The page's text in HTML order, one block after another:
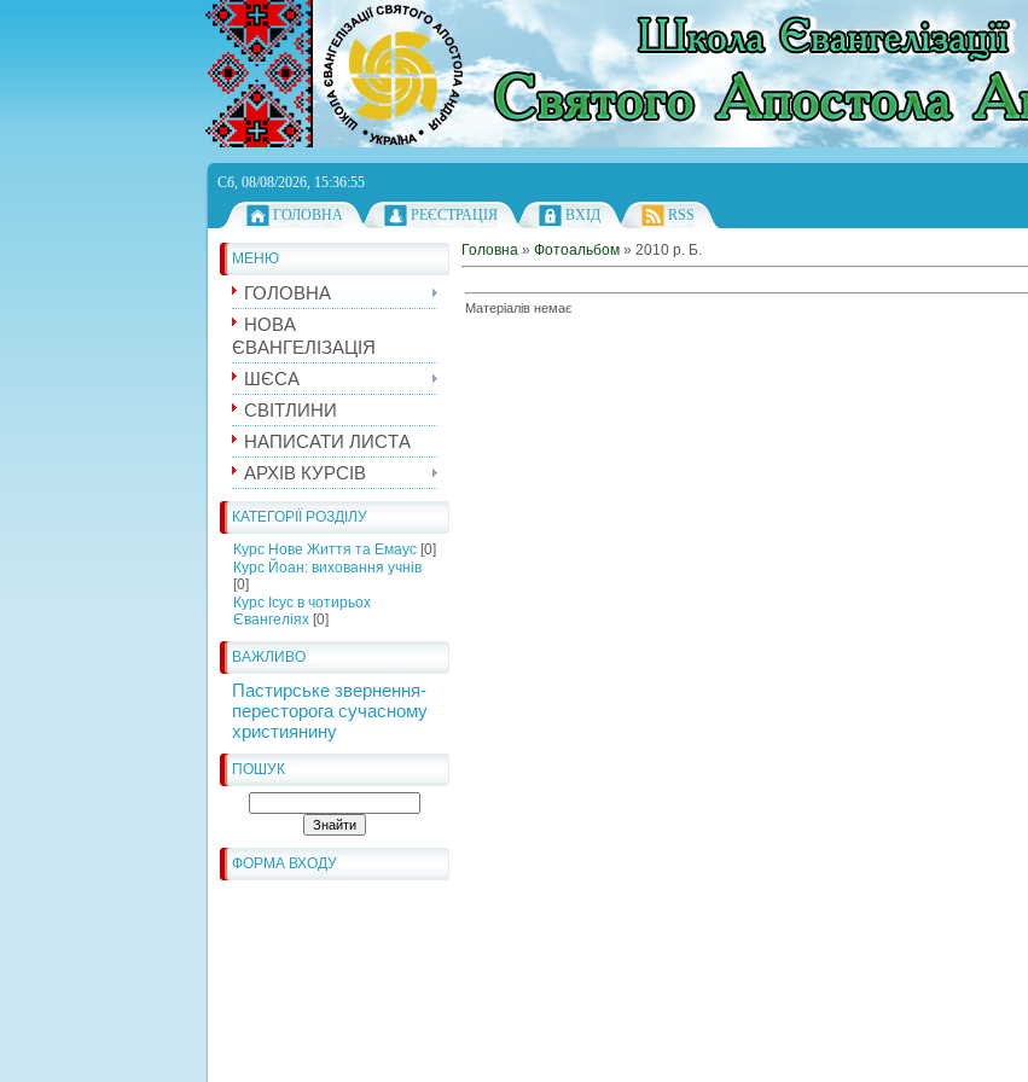
Сб, 08/08/2026, 15:36:55
ГОЛОВНА
РЕЄСТРАЦІЯ ВХІД RSS
МЕНЮ
ГОЛОВНА
НОВА
ЄВАНГЕЛІЗАЦІЯ
ШЄСА
СВІТЛИНИ
НАПИСАТИ ЛИСТА
АРХІВ КУРСІВ
КАТЕГОРІЇ РОЗДІЛУ
Курс Нове Життя та Емаус [0]
Курс Йоан: виховання учнів
[0]
Курс Ісус в чотирьох
Євангеліях [0]
ВАЖЛИВО
Пастирське звернення-
пересторога сучасному
християнину
ПОШУК
ФОРМА ВХОДУ
Головна » Фотоальбом » 2010 р. Б.
Матеріалів немає